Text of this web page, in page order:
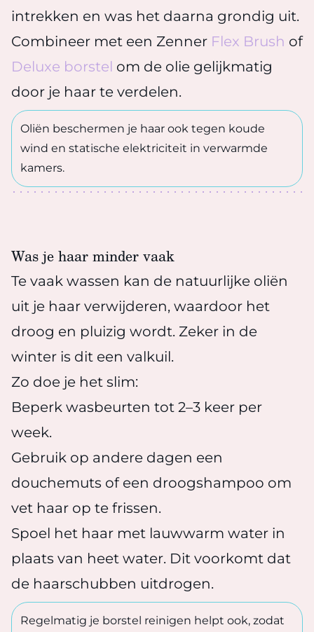
intrekken en was het daarna grondig uit.
Combineer met een Zenner Flex Brush of
Deluxe borstel om de olie gelijkmatig
door je haar te verdelen.
Oliën beschermen je haar ook tegen koude
wind en statische elektriciteit in verwarmde
kamers.
Was je haar minder vaak
Te vaak wassen kan de natuurlijke oliën
uit je haar verwijderen, waardoor het
droog en pluizig wordt. Zeker in de
winter is dit een valkuil.
Zo doe je het slim:
Beperk wasbeurten tot 2–3 keer per
week.
Gebruik op andere dagen een
douchemuts of een droogshampoo om
vet haar op te frissen.
Spoel het haar met lauwwarm water in
plaats van heet water. Dit voorkomt dat
de haarschubben uitdrogen.
Regelmatig je borstel reinigen helpt ook, zodat